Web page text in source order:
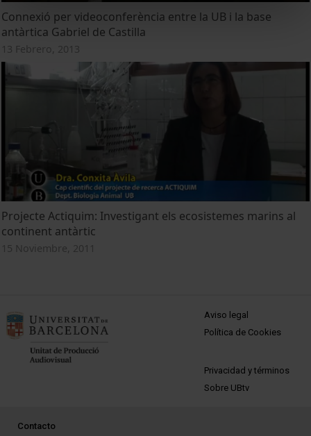
Connexió per videoconferència entre la UB i la base
antàrtica Gabriel de Castilla
13 Febrero, 2013
Projecte Actiquim: Investigant els ecosistemes marins al
continent antàrtic
15 Noviembre, 2011
MENÚ PEU 1
Aviso legal
Política de Cookies
PEU 2
Privacidad y términos
Sobre UBtv
PEU 3
Contacto